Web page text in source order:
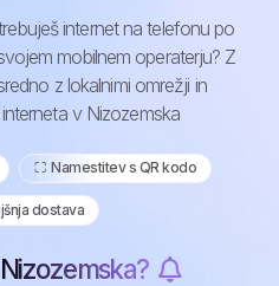
internet na telefonu po
mobilnem operaterju? Z
z lokalnimi omrežji in
v Nizozemska
⛶️️ Namestitev s QR kodo
dostava